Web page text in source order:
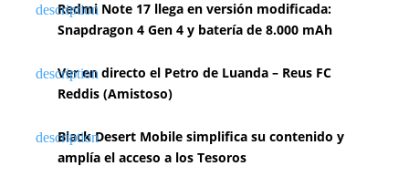
Redmi Note 17 llega en versión modificada:
Snapdragon 4 Gen 4 y batería de 8.000 mAh
Ver en directo el Petro de Luanda – Reus FC
Reddis (Amistoso)
Black Desert Mobile simplifica su contenido y
amplía el acceso a los Tesoros